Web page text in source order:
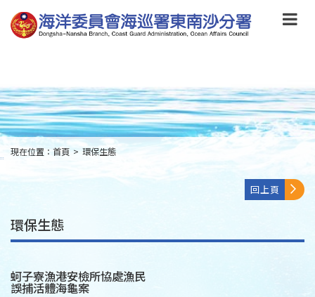
到
主
要
to
main
content
:::
現在位置： 首頁 > 環保生態
回上頁
環保生態
蚵子寮漁港安檢所協處漁民
誤捕活體海龜案